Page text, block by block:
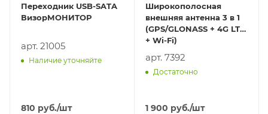
Переходник USB-SATA
ВизорМОНИТОР
арт. 21005
Наличие уточняйте
810 руб./шт
Широкополосная
внешняя антенна 3 в 1
(GPS/GLONASS + 4G LTE
+ Wi-Fi)
арт. 7392
Достаточно
1 900 руб./шт